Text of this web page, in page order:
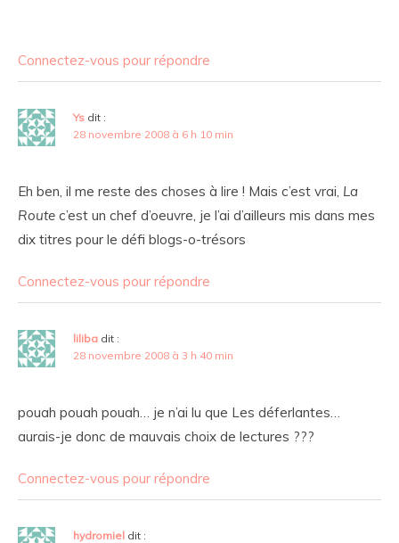
Connectez-vous pour répondre
Ys dit :
28 novembre 2008 à 6 h 10 min
Eh ben, il me reste des choses à lire ! Mais c’est vrai, La
Route c’est un chef d’oeuvre, je l’ai d’ailleurs mis dans mes
dix titres pour le défi blogs-o-trésors
Connectez-vous pour répondre
liliba dit :
28 novembre 2008 à 3 h 40 min
pouah pouah pouah… je n’ai lu que Les déferlantes…
aurais-je donc de mauvais choix de lectures ???
Connectez-vous pour répondre
hydromiel dit :